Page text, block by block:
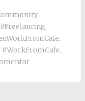
,
#Freelancing,
,
#WorkFromCafe,